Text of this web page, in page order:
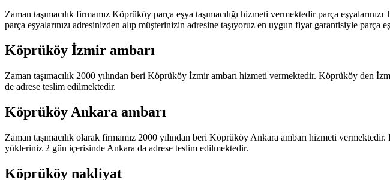
Zaman taşımacılık firmamız Köprüköy parça eşya taşımacılığı hizmeti vermektedir parça
parça eşyalarınızı adresinizden alıp müşterinizin adresine taşıyoruz en uygun fiyat garantisiyle parça
Köprüköy İzmir ambarı
Zaman taşımacılık 2000 yılından beri Köprüköy İzmir ambarı hizmeti vermektedir. Köprüköy
de adrese teslim edilmektedir.
Köprüköy Ankara ambarı
Zaman taşımacılık olarak firmamız 2000 yılından beri Köprüköy Ankara ambarı hizmeti
yükleriniz 2 gün içerisinde Ankara da adrese teslim edilmektedir.
Köprüköy nakliyat